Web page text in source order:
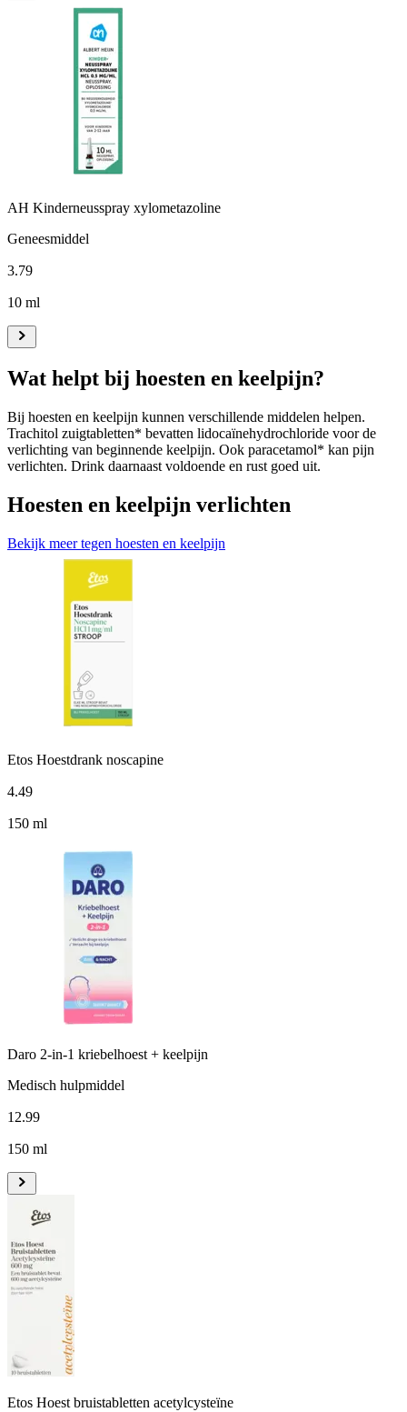
AH Kinderneusspray xylometazoline
Geneesmiddel
3.79
10 ml
Wat helpt bij hoesten en keelpijn?
Bij hoesten en keelpijn kunnen verschillende middelen helpen.
Trachitol zuigtabletten* bevatten lidocaïnehydrochloride voor de
verlichting van beginnende keelpijn. Ook paracetamol* kan pijn
verlichten. Drink daarnaast voldoende en rust goed uit.
Hoesten en keelpijn verlichten
Bekijk meer tegen hoesten en keelpijn
Etos Hoestdrank noscapine
4.49
150 ml
Daro 2-in-1 kriebelhoest + keelpijn
Medisch hulpmiddel
12.99
150 ml
Etos Hoest bruistabletten acetylcysteïne